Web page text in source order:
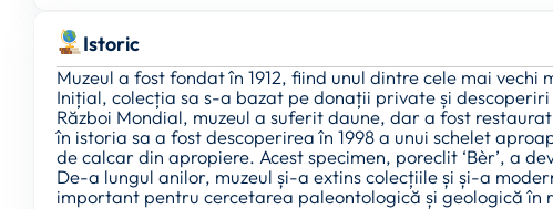
Istoric
Muzeul a fost fondat în 1912, fiind unul dintre cele mai
Inițial, colecția sa s-a bazat pe donații private și
Război Mondial, muzeul a suferit daune, dar a fost
în istoria sa a fost descoperirea în 1998 a unui schelet
de calcar din apropiere. Acest specimen, poreclit ‘Bèr’, a
De-a lungul anilor, muzeul și-a extins colecțiile și și-a
important pentru cercetarea paleontologică și geologică în